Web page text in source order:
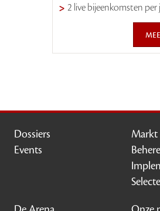
2 live bijeenkomsten per
Dossiers
Events
Markt